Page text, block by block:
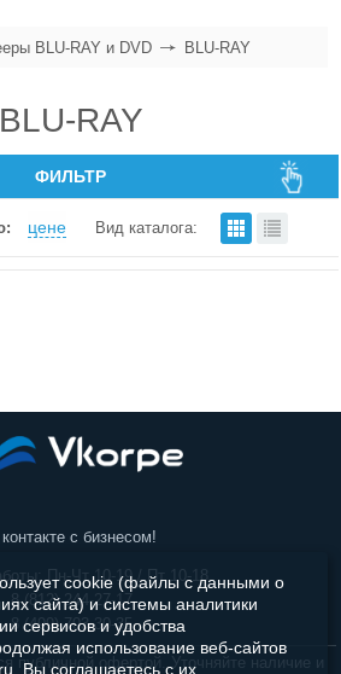
BLU-RAY и DVD BLU-RAY
BLU-RAY
ФИЛЬТР
цене Вид каталога:
с бизнесом!
Пн-Чт 10-19 / Пт 10-18
8 (812) 244-27-17
8 (499) 703-30-35
публичной офертой. Уточняйте наличие и
боксы
cookie (файлы с данными о
сайта) и системы аналитики
сервисов и удобства
использование веб-сайтов
Вы соглашаетесь с их